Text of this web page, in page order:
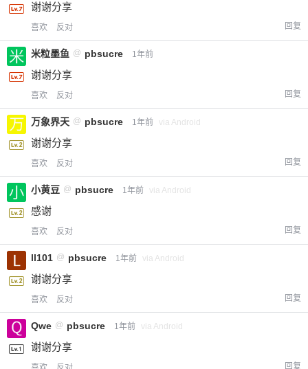
谢谢分享
喜欢 反对 回复
米粒墨鱼 @ pbsucre 1年前
谢谢分享
喜欢 反对 回复
万象界天 @ pbsucre 1年前 via Android
谢谢分享
喜欢 反对 回复
小黄豆 @ pbsucre 1年前 via Android
感谢
喜欢 反对 回复
ll101 @ pbsucre 1年前 via Android
谢谢分享
喜欢 反对 回复
Qwe @ pbsucre 1年前 via Android
谢谢分享
回复